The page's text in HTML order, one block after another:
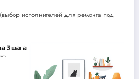
(выбор исполнителей для ремонта под